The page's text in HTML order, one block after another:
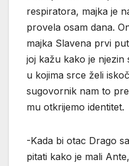
respiratora, majka je
provela osam dana.
majka Slavena prvi
joj kažu kako je njezin
u kojima srce želi
sugovornik nam to
mu otkrijemo identitet.
-Kada bi otac Drago
pitati kako je mali